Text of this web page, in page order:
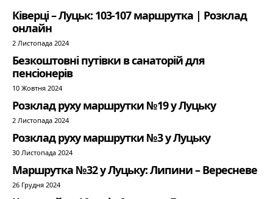
Ківерці – Луцьк: 103-107 маршрутка | Розклад
онлайн
2 Листопада 2024
Безкоштовні путівки в санаторій для
пенсіонерів
10 Жовтня 2024
Розклад руху маршрутки №19 у Луцьку
2 Листопада 2024
Розклад руху маршрутки №3 у Луцьку
30 Листопада 2024
Маршрутка №32 у Луцьку: Липини – Вересневе
26 Грудня 2024